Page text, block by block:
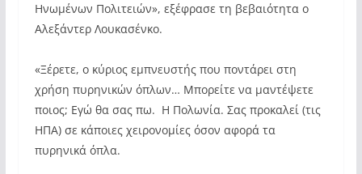
Ηνωμένων Πολιτειών», εξέφρασε τη βεβαιότητα ο
Αλεξάντερ Λουκασένκο.
«Ξέρετε, ο κύριος εμπνευστής που ποντάρει στη
χρήση πυρηνικών όπλων… Μπορείτε να μαντέψετε
ποιος; Εγώ θα σας πω. Η Πολωνία. Σας προκαλεί (τις
ΗΠΑ) σε κάποιες χειρονομίες όσον αφορά τα
πυρηνικά όπλα.